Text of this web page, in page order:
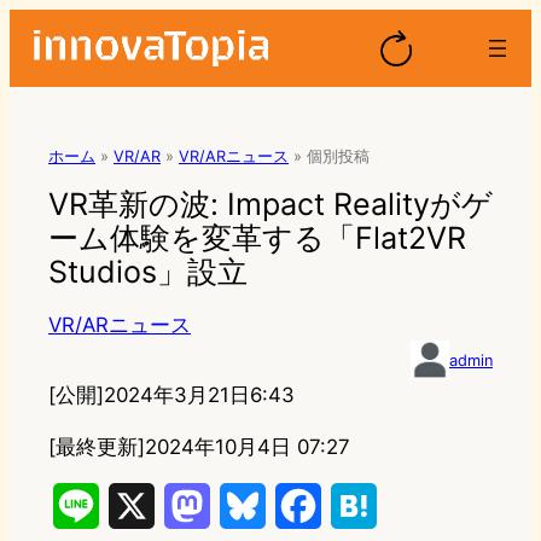
ホーム » VR/AR » VR/ARニュース » 個別投稿
VR革新の波: Impact Realityがゲ
ーム体験を変革する「Flat2VR
Studios」設立
VR/ARニュース
admin
[公開]2024年3月21日6:43
[最終更新]2024年10月4日 07:27